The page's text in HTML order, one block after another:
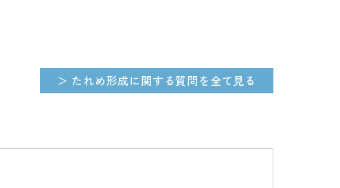
＞ たれめ形成に関する質問を全て見る